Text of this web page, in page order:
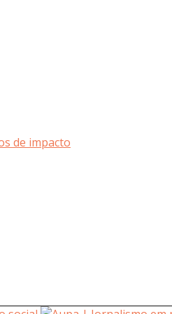
de impacto